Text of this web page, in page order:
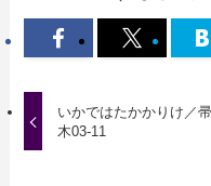
いかではたかかりけ／帚
木03-11